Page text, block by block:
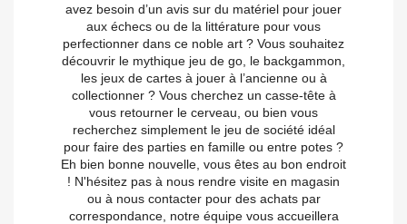
avez besoin d’un avis sur du matériel pour jouer
aux échecs ou de la littérature pour vous
perfectionner dans ce noble art ? Vous souhaitez
découvrir le mythique jeu de go, le backgammon,
les jeux de cartes à jouer à l’ancienne ou à
collectionner ? Vous cherchez un casse-tête à
vous retourner le cerveau, ou bien vous
recherchez simplement le jeu de société idéal
pour faire des parties en famille ou entre potes ?
Eh bien bonne nouvelle, vous êtes au bon endroit
! N'hésitez pas à nous rendre visite en magasin
ou à nous contacter pour des achats par
correspondance, notre équipe vous accueillera